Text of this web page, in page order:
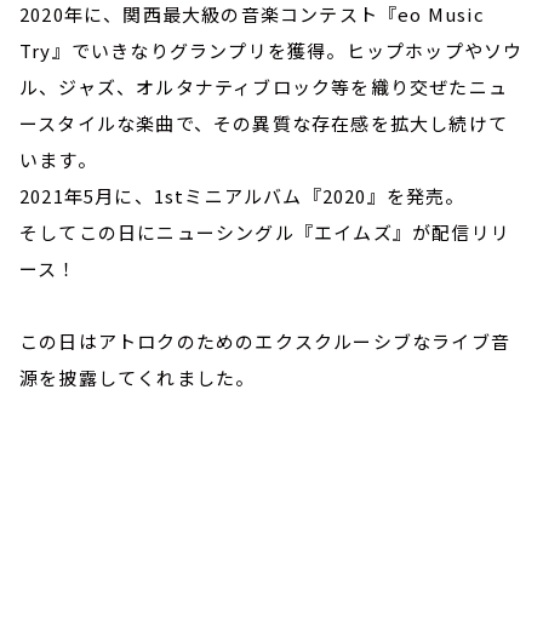
2020年に、関西最大級の音楽コンテスト『eo Music
Try』でいきなりグランプリを獲得。ヒップホップやソウ
ル、ジャズ、オルタナティブロック等を織り交ぜたニュ
ースタイルな楽曲で、その異質な存在感を拡大し続けて
います。
2021年5月に、1stミニアルバム『2020』を発売。
そしてこの日にニューシングル『エイムズ』が配信リリ
ース！
この日はアトロクのためのエクスクルーシブなライブ音
源を披露してくれました。